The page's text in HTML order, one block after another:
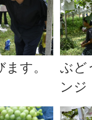
す。
ぶど
ンジ